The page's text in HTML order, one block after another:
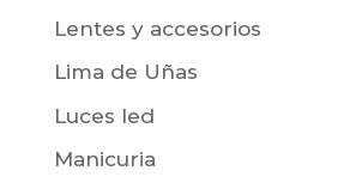
Lentes y accesorios
Lima de Uñas
Luces led
Manicuria